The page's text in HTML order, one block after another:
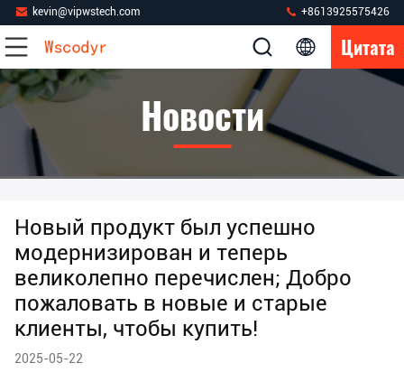
kevin@vipwstech.com +8613925575426
Цитата
Новости
Новый продукт был успешно
модернизирован и теперь
великолепно перечислен; Добро
пожаловать в новые и старые
клиенты, чтобы купить!
2025-05-22